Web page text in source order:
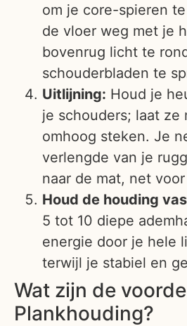
om je core-spieren
de vloer weg met je
bovenrug licht te
schouderbladen te
Uitlijning: Houd je
je schouders; laat ze
omhoog steken. Je
verlengde van je
naar de mat, net
Houd de houding
5 tot 10 diepe
energie door je hele
terwijl je stabiel en
Wat zijn de
Plankhouding?